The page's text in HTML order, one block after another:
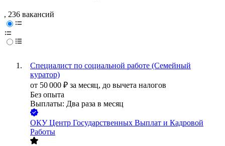
, 236 вакансий
Специалист по социальной работе (Семейный
куратор)
от 50 000 ₽ за месяц, до вычета налогов
Без опыта
Выплаты: Два раза в месяц
ОКУ Центр Государственных Выплат и Кадровой
Работы